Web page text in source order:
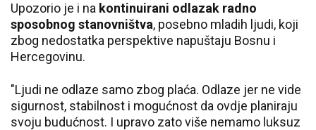
Upozorio je i na kontinuirani odlazak radno
sposobnog stanovništva, posebno mladih ljudi, koji
zbog nedostatka perspektive napuštaju Bosnu i
Hercegovinu.
"Ljudi ne odlaze samo zbog plaća. Odlaze jer ne vide
sigurnost, stabilnost i mogućnost da ovdje planiraju
svoju budućnost. I upravo zato više nemamo luksuz